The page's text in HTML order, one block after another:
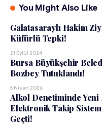
You Might Also Like
Galatasaraylı Hakim
Küfürlü Tepki!
21 Eylül 2024
Bursa Büyükşehir
Bozbey Tutuklandı!
5 Nisan 2026
Alkol Denetiminde Yeni
Elektronik Takip
Geçti!